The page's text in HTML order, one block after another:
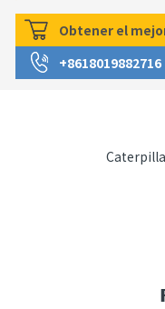
Obtener el
+8618019882716